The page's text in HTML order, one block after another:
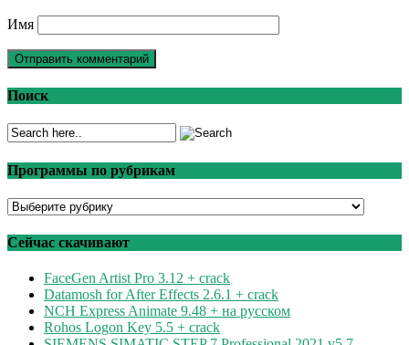
Имя
Поиск
Программы по рубрикам
Программы
рубрикам
Сейчас скачивают
FaceGen Artist Pro 3.12 + crack
Datamosh for After Effects 2.6.1 + crack
NCH Express Animate 9.48 + на русском
Rohos Logon Key 5.5 + crack